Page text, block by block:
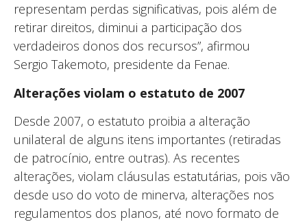
representam perdas significativas, pois além de
retirar direitos, diminui a participação dos
verdadeiros donos dos recursos”, afirmou
Sergio Takemoto, presidente da Fenae.
Alterações violam o estatuto de 2007
Desde 2007, o estatuto proibia a alteração
unilateral de alguns itens importantes (retiradas
de patrocínio, entre outras). As recentes
alterações, violam cláusulas estatutárias, pois vão
desde uso do voto de minerva, alterações nos
regulamentos dos planos, até novo formato de